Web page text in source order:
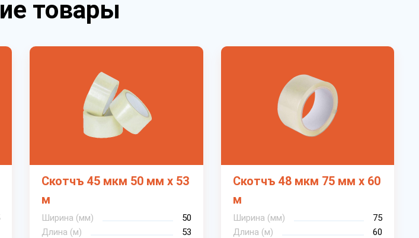
товары
Скотчъ 45 мкм 50 мм х 53
м
Ширина (мм)
50
Длина (м)
53
Скотчъ 48 мкм 75 мм х 60
м
Ширина (мм)
75
Длина (м)
60